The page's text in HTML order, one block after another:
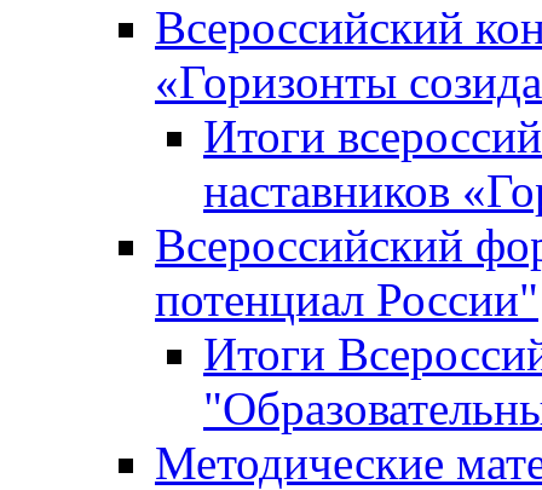
Всероссийский
«Горизонты
Итоги
наставников
Всероссийский
потенциал России"
Итоги
Методические